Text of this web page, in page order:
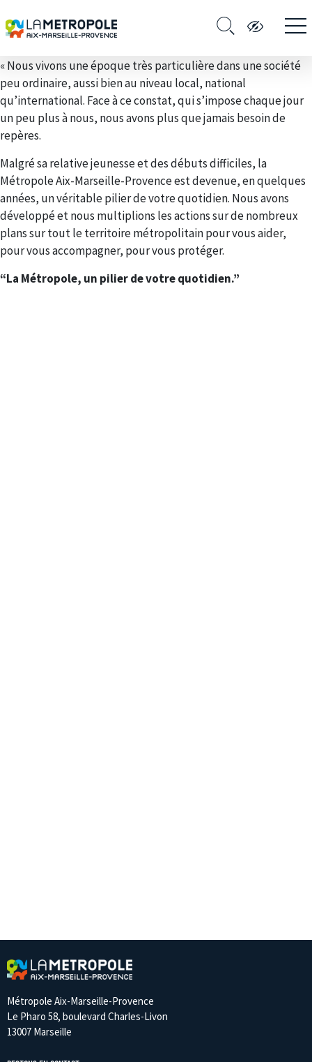
« Nous vivons une époque très particulière dans une société
peu ordinaire, aussi bien au niveau local, national
qu’international. Face à ce constat, qui s’impose chaque jour
un peu plus à nous, nous avons plus que jamais besoin de
repères.
Malgré sa relative jeunesse et des débuts difficiles, la
Métropole Aix-Marseille-Provence est devenue, en quelques
années, un véritable pilier de votre quotidien. Nous avons
développé et nous multiplions les actions sur de nombreux
plans sur tout le territoire métropolitain pour vous aider,
pour vous accompagner, pour vous protéger.
“La Métropole, un pilier de votre quotidien.”
Métropole Aix-Marseille-Provence
Le Pharo 58, boulevard Charles-Livon
13007 Marseille